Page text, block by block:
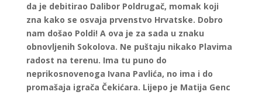
da je debitirao Dalibor Poldrugač, momak koji
zna kako se osvaja prvenstvo Hrvatske. Dobro
nam došao Poldi! A ova je za sada u znaku
obnovljenih Sokolova. Ne puštaju nikako Plavima
radost na terenu. Ima tu puno do
neprikosnovenoga Ivana Pavlića, no ima i do
promašaja igrača Čekićara. Lijepo je Matija Genc